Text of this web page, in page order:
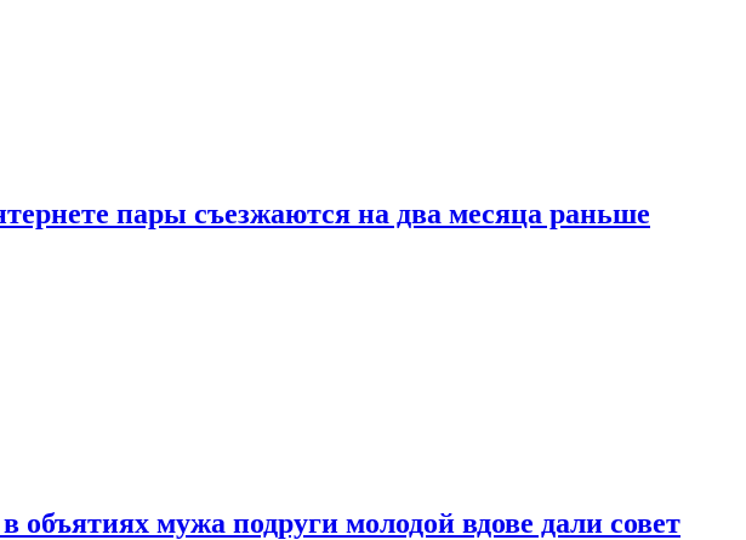
пары съезжаются на два месяца раньше
мужа подруги молодой вдове дали совет